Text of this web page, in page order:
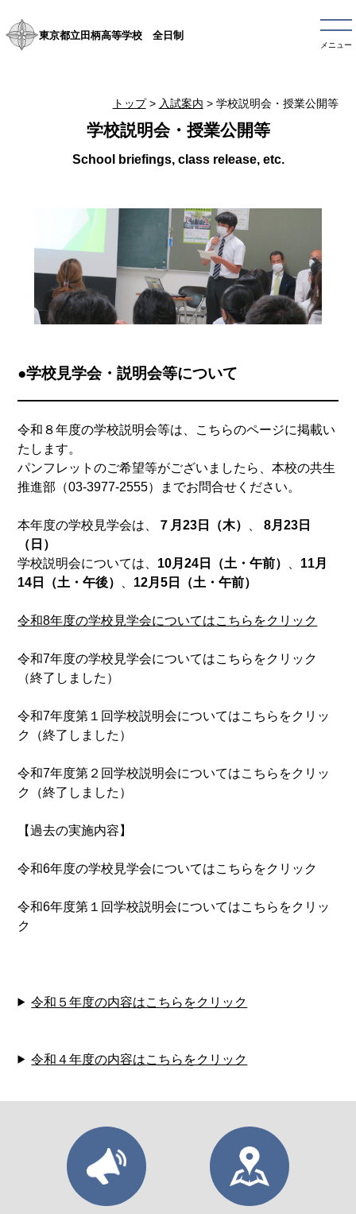
東京都立田柄高等学校 全日制
メニュー
トップ> 入試案内 > 学校説明会・授業公開等
学校説明会・授業公開等
●学校見学会・説明会等について
令和８年度の学校説明会等は、こちらのページに掲載い
たします。
パンフレットのご希望等がございましたら、本校の共生
推進部（03-3977-2555）までお問合せください。
本年度の学校見学会は、 ７月23日（木） 、8月23日
（日）
学校説明会については、 10月24日（土・午前）
11月
14日（土・午後）
12月5日（土・午前）
令和8年度の学校見学会についてはこちらをクリック
令和7年度の学校見学会についてはこちらをクリック
（終了しました）
令和7年度第１回学校説明会についてはこちらをクリッ
ク（終了しました）
令和7年度第２回学校説明会についてはこちらをクリッ
ク（終了しました）
【過去の実施内容】
令和6年度の学校見学会についてはこちらをクリック
令和6年度第１回学校説明会についてはこちらをクリッ
ク
令和５年度の内容はこちらをクリック
令和４年度の内容はこちらをクリック